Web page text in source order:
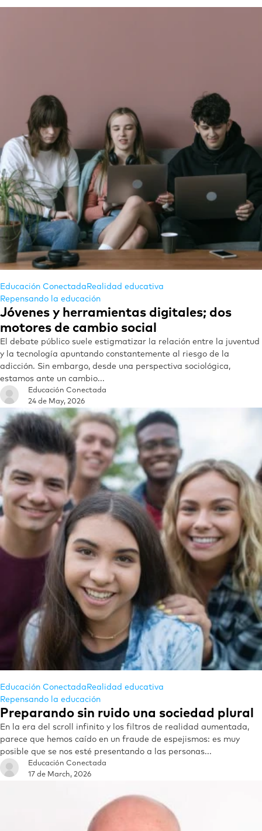
Educación Conectada Realidad educativa
Repensando la educación
Jóvenes y herramientas digitales; dos
motores de cambio social
El debate público suele estigmatizar la relación entre la juventud
y la tecnología apuntando constantemente al riesgo de la
adicción. Sin embargo, desde una perspectiva sociológica,
estamos ante un cambio...
Educación Conectada
24 de May, 2026
Educación Conectada Realidad educativa
Repensando la educación
Preparando sin ruido una sociedad plural
En la era del scroll infinito y los filtros de realidad aumentada,
parece que hemos caído en un fraude de espejismos: es muy
posible que se nos esté presentando a las personas...
Educación Conectada
17 de March, 2026